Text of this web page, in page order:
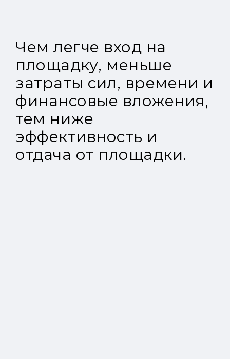
Чем легче вход на
площадку, меньше
затраты сил, времени и
финансовые вложения,
тем ниже
эффективность и
отдача от площадки.